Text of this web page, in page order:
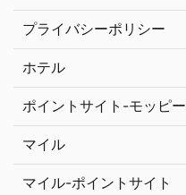
プライバシーポリシー
ホテル
ポイントサイト-モッピー
マイル
マイル-ポイントサイト